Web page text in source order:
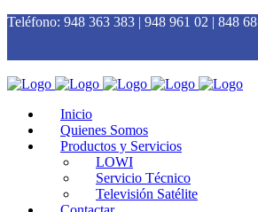
Teléfono: 948 363 383 | 948 961 02 | 848
Inicio
Quienes Somos
Productos y Servicios
LOWI
Servicio Técnico
Televisión Satélite